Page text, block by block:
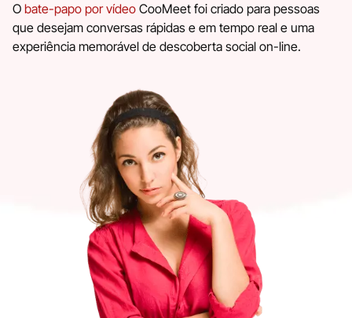
O bate-papo por vídeo CooMeet foi criado para pessoas
que desejam conversas rápidas e em tempo real e uma
experiência memorável de descoberta social on-line.